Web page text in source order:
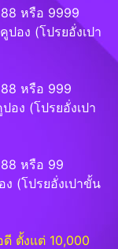
หรือ 9999
ปอง (โปรยอั่งเปา
หรือ 999
อง (โปรยอั่งเปา
88 หรือ 99
ง (โปรยอั่งเปาขั้น
ดี ตั้งแต่ 10,000